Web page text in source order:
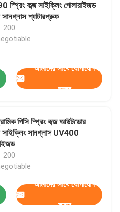
স্প্রিং কব্জ সাইক্লিং পোলারাইজড
সানগ্লাস শ্যাটারপ্রুফ
200
আমাদের সাথে যোগাযোগ
করুন
পিসি স্প্রিং কব্জ আউটডোর
সাইক্লিং সানগ্লাস UV400
200
আমাদের সাথে যোগাযোগ
করুন